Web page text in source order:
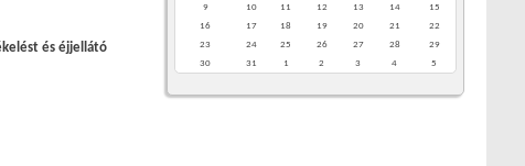
és éjjellátó
9
10 11 12 13 14
15
16
17 18 19 20 21
22
23
24 25 26 27 28
29
30
31 1 2 3 4 5